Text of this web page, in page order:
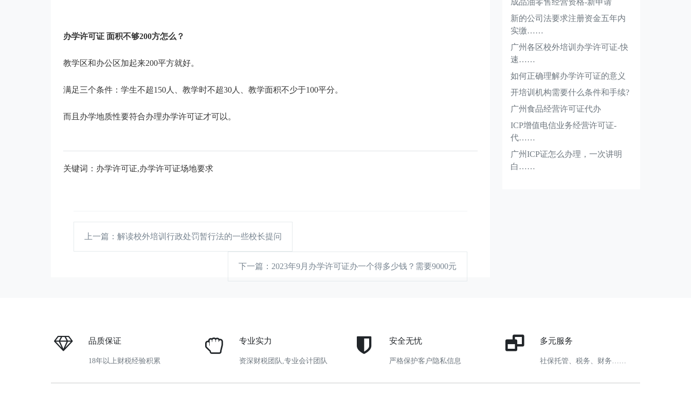
办学许可证 面积不够200方怎么？
教学区和办公区加起来200平方就好。
满足三个条件：学生不超150人、教学时不超30人、教学面积不少于100平分。
而且办学地质性要符合办理办学许可证才可以。
关键词：办学许可证,办学许可证场地要求
上一篇 ：解读校外培训行政处罚暂行法的一些校长提问
下一篇 ：2023年9月办学许可证办一个得多少钱？需要9000元
成品油零售经营资格-新申请
新的公司法要求注册资金五年内
实缴……
广州各区校外培训办学许可证-快
速……
如何正确理解办学许可证的意义
开培训机构需要什么条件和手续?
广州食品经营许可证代办
ICP增值电信业务经营许可证-
代……
广州ICP证怎么办理，一次讲明
白……
品质保证
18年以上财税经验积累
专业实力
资深财税团队,专业会计团队
安全无忧
严格保护客户隐私信息
多元服务
社保托管、税务、财务……